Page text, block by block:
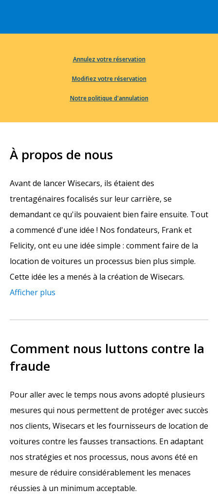
Annulez votre réservation
Modifiez votre réservation
Notre politique d'annulation
À propos de nous
Avant de lancer Wisecars, ils étaient des
trentagénaires focalisés sur leur carrière, se
demandant ce qu'ils pouvaient bien faire ensuite. Tout
a commencé d'une idée ! Nos fondateurs, Frank et
Felicity, ont eu une idée simple : comment faire de la
location de voitures un processus bien plus simple.
Cette idée les a menés à la création de Wisecars.
Afficher plus
Comment nous luttons contre la
fraude
Pour aller avec le temps nous avons adopté plusieurs
mesures qui nous permettent de protéger avec succès
nos clients, Wisecars et les fournisseurs de location de
voitures contre les fausses transactions. En adaptant
nos stratégies et nos processus, nous avons été en
mesure de réduire considérablement les menaces
réussies à un minimum acceptable.